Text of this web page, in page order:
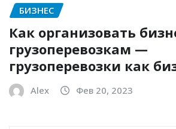
БИЗНЕС
Как организовать
грузоперевозкам —
грузоперевозки как
Alex Фев 20, 2023